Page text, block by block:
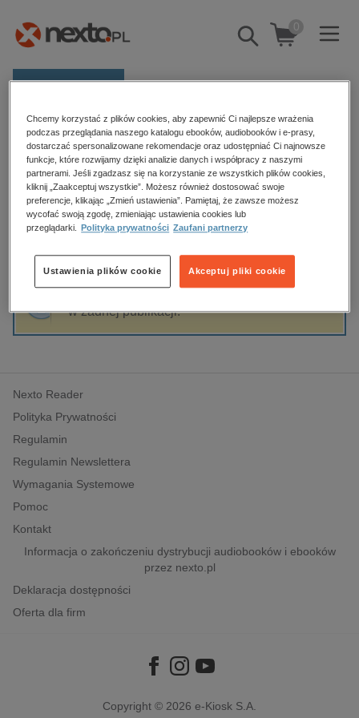
Pokaż/schowaj
wyszukiwarkę
0
E-prasa
Kategorie
Zobacz wszystkie E-prasa
budownictwo, aranżacja wnętrz
biznesowe, branżowe, gospodarka
edukacja
hobby, sport, rozrywka
komputery, internet, technologie, informatyka
polityka, społeczno-informacyjne
psychologiczne
inne
popularno-naukowe
historia
Strona główna Tim Collins
Tim Collins
Sortowanie Filtrowanie
w żadnej publikacji.
Nexto Reader
Polityka Prywatności
Regulamin
Regulamin Newslettera
Wymagania Systemowe
Pomoc
Kontakt
Informacja o zakończeniu dystrybucji audiobooków i ebooków
przez nexto.pl
Deklaracja dostępności
Oferta dla firm
Copyright © 2026 e-Kiosk S.A.
Chcemy korzystać z plików cookies, aby zapewnić Ci najlepsze wrażenia
podczas przeglądania naszego katalogu ebooków, audiobooków i e-prasy,
dostarczać spersonalizowane rekomendacje oraz udostępniać Ci najnowsze
funkcje, które rozwijamy dzięki analizie danych i współpracy z naszymi
partnerami. Jeśli zgadzasz się na korzystanie ze wszystkich plików cookies,
kliknij „Zaakceptuj wszystkie”. Możesz również dostosować swoje
preferencje, klikając „Zmień ustawienia”. Pamiętaj, że zawsze możesz
wycofać swoją zgodę, zmieniając ustawienia cookies lub
przeglądarki.
Polityka prywatności Zaufani partnerzy
Akceptuj pliki cookie
Ustawienia plików cookie